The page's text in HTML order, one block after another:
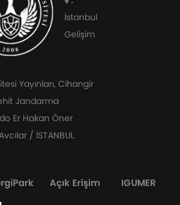
İstanbul
Gelişim
Yayınları, Cihangir
Jandarma
Er Hakan Öner
/ İSTANBUL
Açık Erişim IGUMER